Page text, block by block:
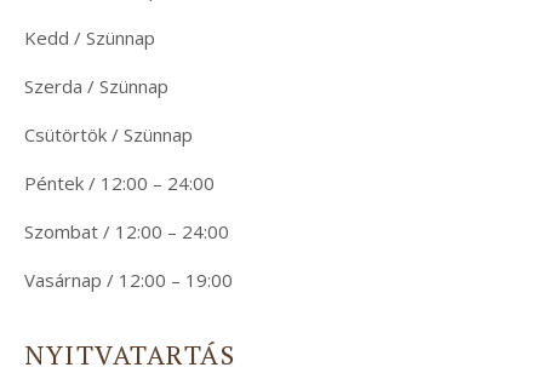
Kedd / Szünnap
Szerda / Szünnap
Csütörtök / Szünnap
Péntek / 12:00 – 24:00
Szombat / 12:00 – 24:00
Vasárnap / 12:00 – 19:00
NYITVATARTÁS